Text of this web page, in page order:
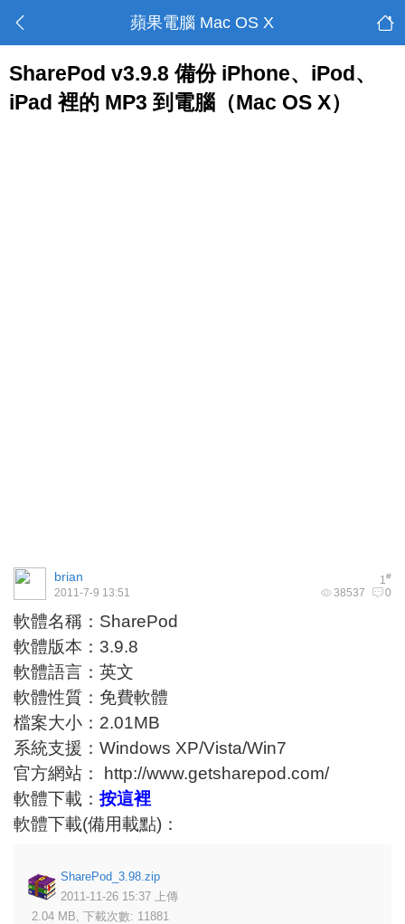
蘋果電腦 Mac OS X
SharePod v3.9.8 備份 iPhone、iPod、
iPad 裡的 MP3 到電腦（Mac OS X）
1#
brian
38537 0
2011-7-9 13:51
軟體名稱：SharePod
軟體版本：3.9.8
軟體語言：英文
軟體性質：免費軟體
檔案大小：2.01MB
系統支援：Windows XP/Vista/Win7
官方網站：
http://www.getsharepod.com/
軟體下載： 按這裡
軟體下載(備用載點)：
SharePod_3.98.zip
2011-11-26 15:37 上傳
2.04 MB, 下載次數: 11881